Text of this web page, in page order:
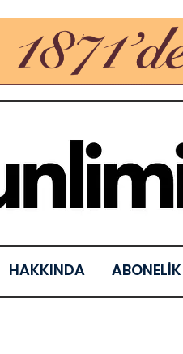
HAKKINDA ABONELİK